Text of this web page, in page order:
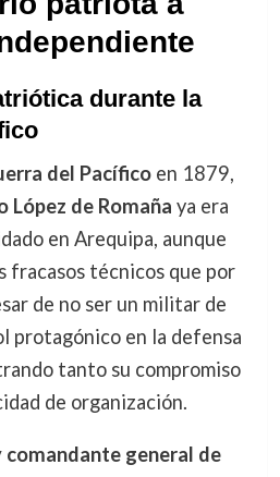
durante la
del Pacíficoen 1879,
López de Romaña ya era
en Arequipa, aunque
fracasos técnicos que por
de no ser un militar de
protagónico en la defensa
tanto su compromiso
de organización.
comandante general de